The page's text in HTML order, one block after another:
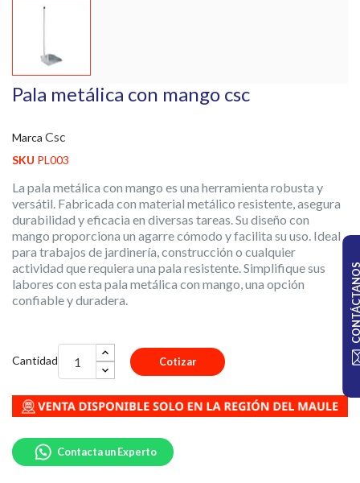
Pala metálica con mango csc
Marca Csc
SKU PL003
La pala metálica con mango es una herramienta robusta y
versátil. Fabricada con material metálico resistente, asegura
durabilidad y eficacia en diversas tareas. Su diseño con
mango proporciona un agarre cómodo y facilita su uso. Ideal
para trabajos de jardinería, construcción o cualquier
actividad que requiera una pala resistente. Simplifique sus
labores con esta pala metálica con mango, una opción
confiable y duradera.
Cantidad Cotizar
Contacta un Experto